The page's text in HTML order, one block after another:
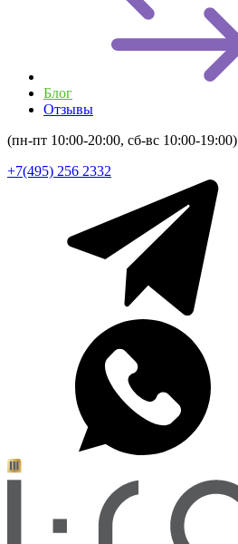
Блог
Отзывы
(пн-пт 10:00-20:00, сб-вс 10:00-19:00)
+7(495) 256 2332